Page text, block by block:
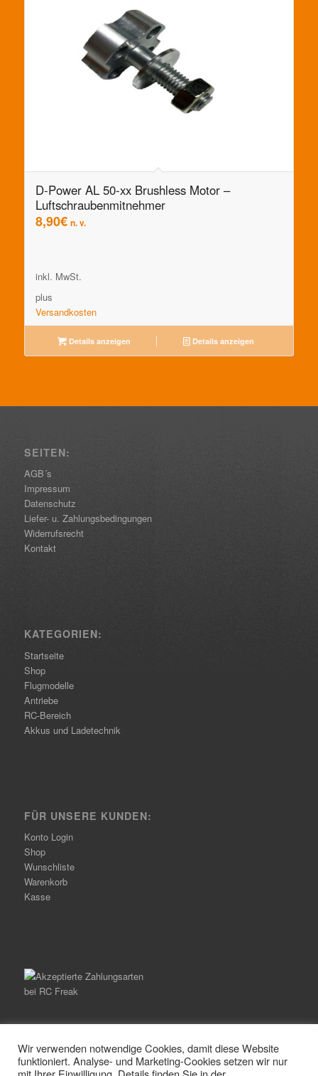
D-Power AL 50-xx Brushless Motor –
Luftschraubenmitnehmer
8,90€ n. v.
inkl. MwSt.
plus
Versandkosten
Details anzeigen Details anzeigen
SEITEN:
AGB´s
Impressum
Datenschutz
Liefer- u. Zahlungsbedingungen
Widerrufsrecht
Kontakt
KATEGORIEN:
Startseite
Shop
Flugmodelle
Antriebe
RC-Bereich
Akkus und Ladetechnik
FÜR UNSERE KUNDEN:
Konto Login
Shop
Wunschliste
Warenkorb
Kasse
© Copyright -RC Freak- Enfold Theme by Kriesi
Wir verwenden notwendige Cookies, damit diese Website
funktioniert. Analyse- und Marketing-Cookies setzen wir nur